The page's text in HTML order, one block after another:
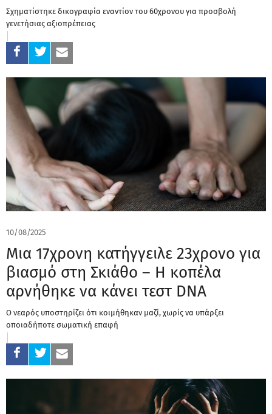
Σχηματίστηκε δικογραφία εναντίον του 60χρονου για προσβολή
γενετήσιας αξιοπρέπειας
10/08/2025
Μια 17χρονη κατήγγειλε 23χρονο για
βιασμό στη Σκιάθο – Η κοπέλα
αρνήθηκε να κάνει τεστ DNA
Ο νεαρός υποστηρίζει ότι κοιμήθηκαν μαζί, χωρίς να υπάρξει
οποιαδήποτε σωματική επαφή